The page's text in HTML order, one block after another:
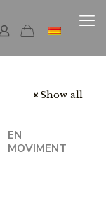
Show all
EN
MOVIMENT